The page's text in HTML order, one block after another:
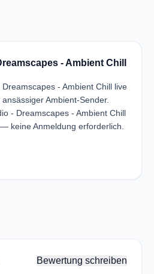
- Ambient Chill
- Ambient Chill live
Ambient-Sender.
- Dreamscapes - Ambient Chill
keine Anmeldung erforderlich.
Bewertung schreiben